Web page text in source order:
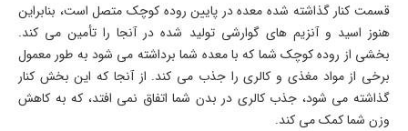
قسمت کنار گذاشته شده معده در پایین روده کوچک متصل است، بنابراین
هنوز اسید و آنزیم های گوارشی تولید شده در آنجا را تأمین می کند.
بخشی از روده کوچک شما که با معده شما برداشته می شود به طور معمول
برخی از مواد مغذی و کالری را جذب می کند. از آنجا که این بخش کنار
گذاشته می شود، جذب کالری در بدن شما اتفاق نمی افتد، که به کاهش
وزن شما کمک می کند.